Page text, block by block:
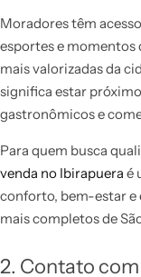
Moradores têm
esportes e momentos
mais valorizadas da
significa estar
gastronômicos e
Para quem busca
venda no Ibirapuera é
conforto, bem-estar e
mais completos de
2. Contato